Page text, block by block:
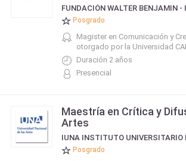
Posgrado
Magister en Comunicación y
otorgado por la Universidad
Duración 2 años
Presencial
Maestría en Crítica y
Artes
Posgrado